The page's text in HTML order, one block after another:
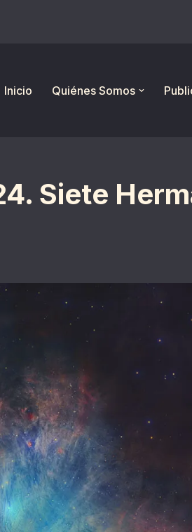
Inicio
Quiénes Somos
Siete